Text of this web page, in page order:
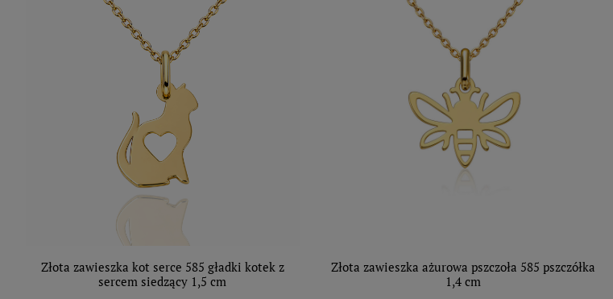
Złota zawieszka kot serce 585 gładki kotek z
sercem siedzący 1,5 cm
Złota zawieszka ażurowa pszczoła 585 pszczółka
1,4 cm